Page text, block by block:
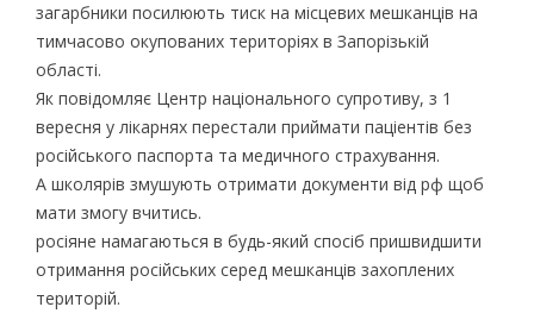
загарбники посилюють тиск на місцевих мешканців на
тимчасово окупованих територіях в Запорізькій
області.
Як повідомляє Центр національного супротиву, з 1
вересня у лікарнях перестали приймати паціентів без
російського паспорта та медичного страхування.
А школярів змушують отримати документи від рф щоб
мати змогу вчитись.
росіяне намагаються в будь-який спосіб пришвидшити
отримання російських серед мешканців захоплених
територій.